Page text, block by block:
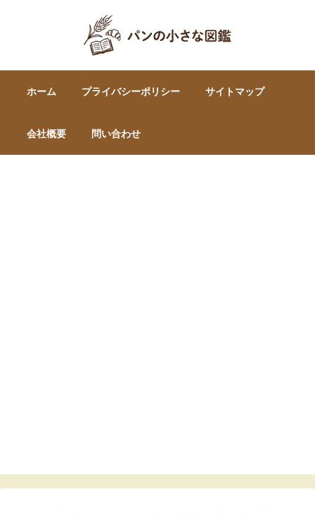
ホーム プライバシーポリシー サイトマップ
会社概要 問い合わせ